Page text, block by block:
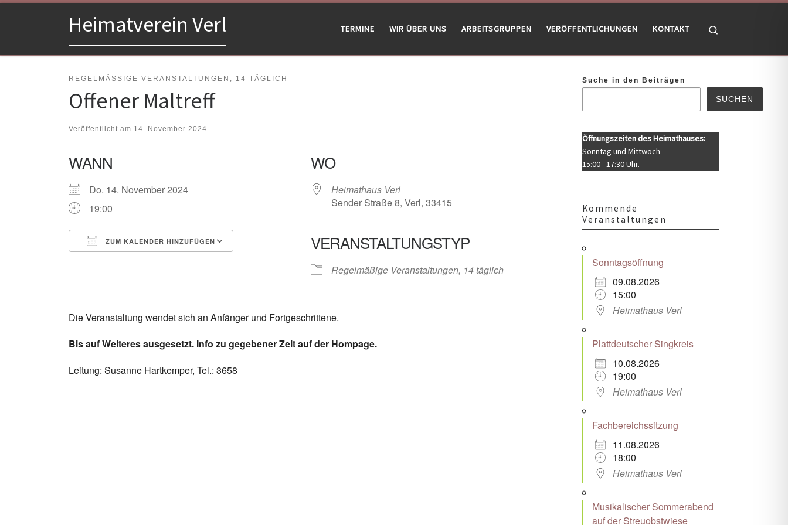
Zum Inhalt springenHeimatverein Verl TERMINE WIR ÜBER UNS ARBEITSGRUPPEN VERÖFFENTLICHUNGEN KONTAKT
REGELMÄSSIGE VERANSTALTUNGEN, 14 TÄGLICH
Offener Maltreff
Veröffentlicht am 14. November 2024
WANN
Do. 14. November 2024
19:00
ZUM KALENDER HINZUFÜGEN
Google Kalender Office 365
WO
Heimathaus Verl
Sender Straße 8, Verl, 33415
VERANSTALTUNGSTYP
Regelmäßige Veranstaltungen, 14 täglich
Die Veranstaltung wendet sich an Anfänger und Fortgeschrittene.
Bis auf Weiteres ausgesetzt. Info zu gegebener Zeit auf der Hompage.
Leitung: Susanne Hartkemper, Tel.: 3658
Suche in den Beiträgen
SUCHEN
Öffnungszeiten des Heimathauses:
Sonntag und Mittwoch
15:00 - 17:30 Uhr.
Kommende
Veranstaltungen
Sonntagsöffnung
09.08.2026
15:00
Heimathaus Verl
Plattdeutscher Singkreis
10.08.2026
19:00
Heimathaus Verl
Fachbereichssitzung
11.08.2026
18:00
Heimathaus Verl
Musikalischer Sommerabend
auf der Streuobstwiese